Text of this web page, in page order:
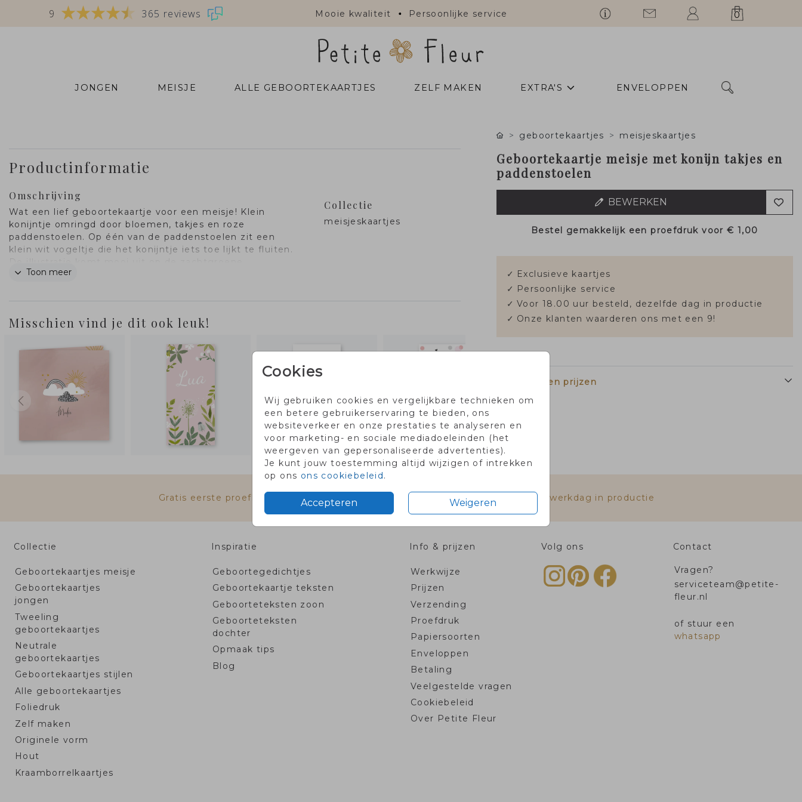
9 365 reviews Mooie kwaliteit Persoonlijke service 0
JONGEN MEISJE ALLE GEBOORTEKAARTJES ZELF MAKEN EXTRA'S ENVELOPPEN
Cookies
Wij gebruiken cookies en vergelijkbare technieken om
een betere gebruikerservaring te bieden, ons
websiteverkeer en onze prestaties te analyseren en
voor marketing- en sociale mediadoeleinden (het
weergeven van gepersonaliseerde advertenties).
Je kunt jouw toestemming altijd wijzigen of intrekken
op ons ons cookiebeleid.
Accepteren Weigeren
Productinformatie
Omschrijving
Wat een lief geboortekaartje voor een meisje! Klein
konijntje omringd door bloemen, takjes en roze
paddenstoelen. Op één van de paddenstoelen zit een
klein wit vogeltje die het konijntje iets toe lijkt te fluiten.
achtergrond. Ook op de binnen- en achterzijde van de
Toon meer
Collectie
meisjeskaartjes
Misschien vind je dit ook leuk!
geboortekaartjes meisjeskaartjes
Geboortekaartje meisje met konijn takjes en
paddenstoelen
BEWERKEN
Bestel gemakkelijk een proefdruk voor€ 1,00
✓
Exclusieve kaartjes
✓
Persoonlijke service
✓ Voor 18.00 uur besteld, dezelfde dag in productie
✓ Onze klanten waarderen ons met een 9!
Formaten en prijzen
Gratis eerste proefkaartje met code PROEF2026 Voor 18.00 besteld dezelfde werkdag in productie
Collectie
Geboortekaartjes meisje
Geboortekaartjes
jongen
Tweeling
geboortekaartjes
Neutrale
geboortekaartjes
Geboortekaartjes stijlen
Alle geboortekaartjes
Foliedruk
Zelf maken
Originele vorm
Hout
Kraamborrelkaartjes
Inspiratie
Geboortegedichtjes
Geboortekaartje teksten
Geboorteteksten zoon
Geboorteteksten
dochter
Opmaak tips
Blog
Info & prijzen
Werkwijze
Prijzen
Verzending
Proefdruk
Papiersoorten
Enveloppen
Betaling
Veelgestelde vragen
Cookiebeleid
Over Petite Fleur
Volg ons Contact
Vragen?
serviceteam@petite-
fleur.nl
of stuur een
whatsapp